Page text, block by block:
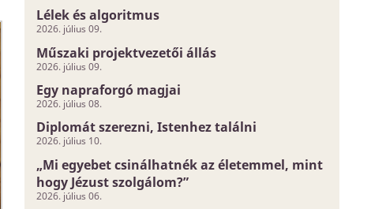
Lélek és algoritmus
2026. július 09.
Műszaki projektvezetői állás
2026. július 09.
Egy napraforgó magjai
2026. július 08.
Diplomát szerezni, Istenhez találni
2026. július 10.
„Mi egyebet csinálhatnék az életemmel, mint
hogy Jézust szolgálom?”
2026. július 06.